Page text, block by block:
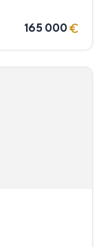
165 000